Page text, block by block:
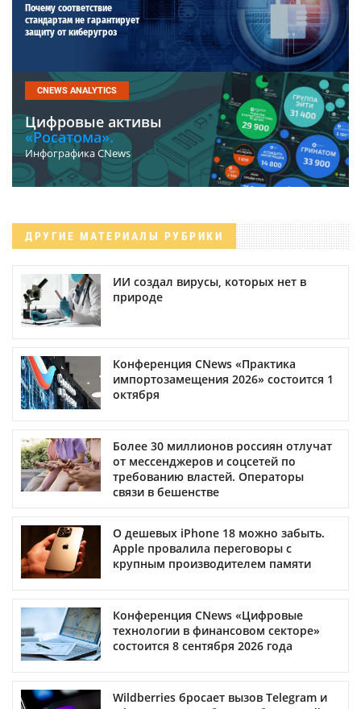
Почему соответствие
стандартам не гарантирует
защиту от киберугроз
CNEWS ANALYTICS
Цифровые активы
«Росатома».
Инфографика CNews
ДРУГИЕ МАТЕРИАЛЫ РУБРИКИ
ИИ создал вирусы, которых нет в
природе
Конференция CNews «Практика
импортозамещения 2026» состоится 1
октября
Более 30 миллионов россиян отлучат
от мессенджеров и соцсетей по
требованию властей. Операторы
связи в бешенстве
О дешевых iPhone 18 можно забыть.
Apple провалила переговоры с
крупным производителем памяти
Конференция CNews «Цифровые
технологии в финансовом секторе»
состоится 8 сентября 2026 года
Wildberries бросает вызов Telegram и